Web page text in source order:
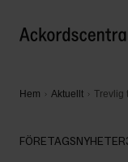
Hem Aktuellt Trevlig
FÖRETAGSNYHETER